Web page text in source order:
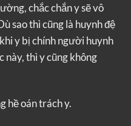
chắc chắn y sẽ vô
sao thì cũng là huynh đệ
y bị chính người huynh
này, thì y cũng không
hề oán trách y.